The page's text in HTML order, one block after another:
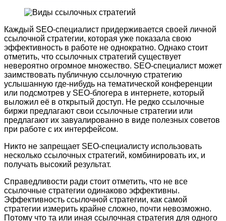
Каждый SEO-специалист придерживается своей личной
ссылочной стратегии, которая уже показала свою
эффективность в работе не однократно. Однако стоит
отметить, что ссылочных стратегий существует
невероятно огромное множество. SEO-специалиcт может
заимствовать публичную ссылочную стратегию
услышанную где-нибудь на тематической конференции
или подсмотрев у SEO-блогера в интернете, который
выложил её в открытый доступ. Не редко ссылочные
биржи предлагают свои ссылочные стратегии или
предлагают их завуалированно в виде полезных советов
при работе с их интерфейсом.
Никто не запрещает SEO-специалисту использовать
несколько ссылочных стратегий, комбинировать их, и
получать высокий результат.
Справедливости ради стоит отметить, что не все
ссылочные стратегии одинаково эффективны.
Эффективность ссылочной стратегии, как самой
стратегии измерить крайне сложно, почти невозможно.
Потому что та или иная ссылочная стратегия для одного